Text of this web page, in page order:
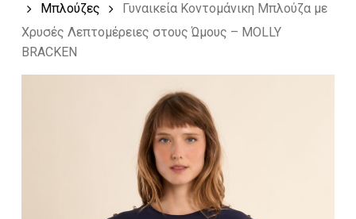
Μπλούζες
Γυναικεία Κοντομάνικη Μπλούζα με
Χρυσές Λεπτομέρειες στους Ώμους – MOLLY
BRACKEN